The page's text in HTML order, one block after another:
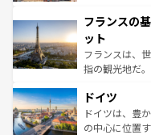
ませてくれる
なお、新着の
しい。
文化が根付く
れる闘牛、そ
る。首都マド
アートに溢れ
せる。地方に
ンテンツ一覧
フランスの
ット
フランスは、
指の観光地だ
で、幅広い魅
聖堂、美しい
から魅了する
ドイツ
ドイツは、豊
の中心に位置